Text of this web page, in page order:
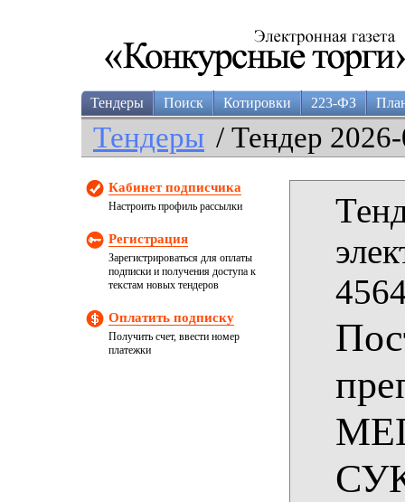
Тендеры Поиск Котировки 223-ФЗ
Тендеры / Тендер
Кабинет подписчика
Настроить профиль рассылки
Регистрация
Зарегистрироваться для оплаты
подписки и получения доступа к
текстам новых тендеров
Оплатить подписку
Получить счет, ввести номер
платежки